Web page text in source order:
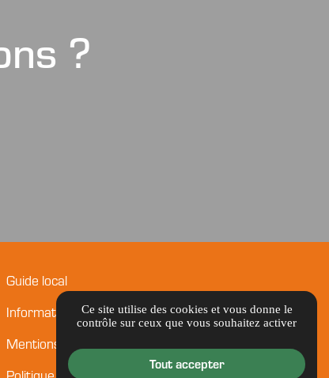
?
Guide local
Informations complémentaires
Mentions légales
Ce site utilise des cookies et vous donne le
contrôle sur ceux que vous souhaitez activer
Tout accepter